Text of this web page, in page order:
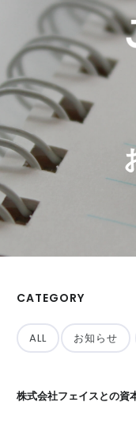
お知らせ
事業紹介
医療情報連携システム『
企業情報
採用情報
CATEGORY
ALL お知らせ
株式会社フェイスとの資